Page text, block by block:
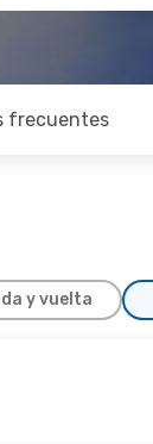
frecuentes
Ida y vuelta